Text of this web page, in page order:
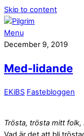
Skip to content
Menu
December 9, 2019
Med-lidande
EKiBS Fastebloggen
Trösta, trösta mitt folk,